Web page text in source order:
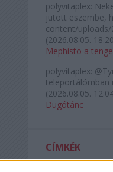
polyvitaplex:
jutott eszembe,
content/uploads/
(2026.08.05. 18:20
Mephisto a
polyvitaplex:
teleportálómban
(2026.08.05.
Dugótánc
CÍMKÉK